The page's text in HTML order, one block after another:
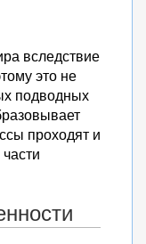
вследствие
это не
подводных
проходят и